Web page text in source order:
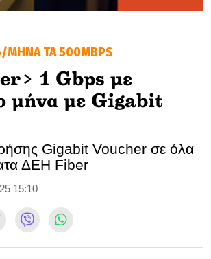
ΤΑ 500MBPS
1 Gbps με
μήνα με Gigabit
Gigabit Voucher σε όλα
ΔΕΗ Fiber
15:10